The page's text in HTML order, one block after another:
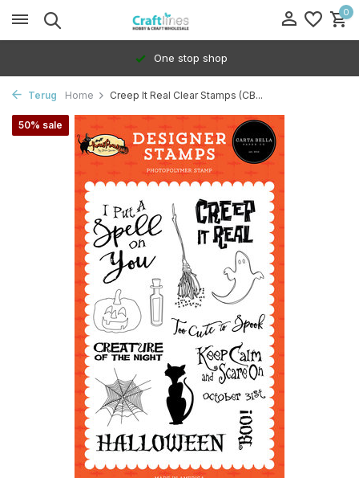
0
One stop shop
Terug Home Creep It Real Clear Stamps (CB...
50% sale